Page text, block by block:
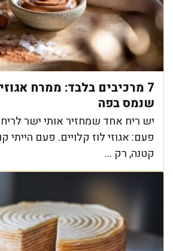
7 מרכיבים בלבד: ממרח
שנמס בפה
יש ריח אחד שמחזיר אותי ישר
פעם: אגוזי לוז קלויים. פעם
קטנה, רק ...